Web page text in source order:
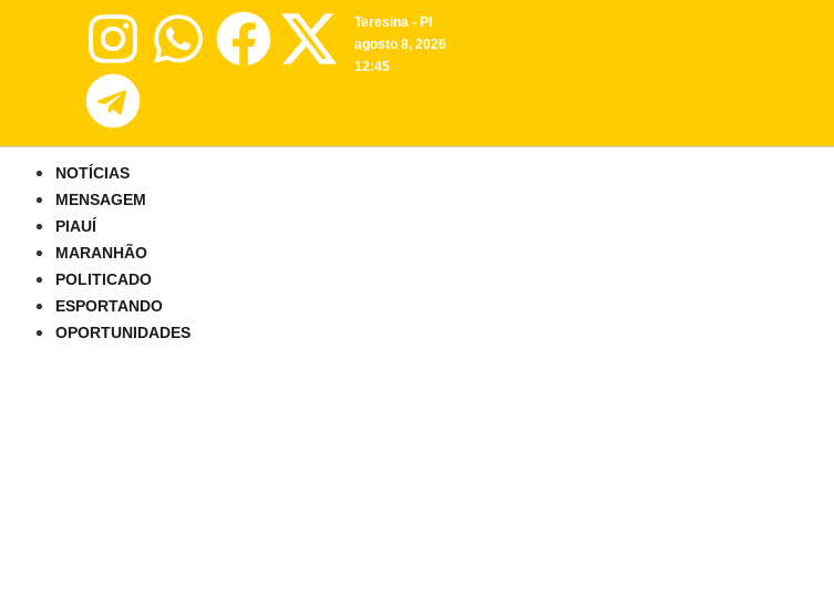
Teresina - PI
agosto 8, 2026
12:45
NOTÍCIAS
MENSAGEM
PIAUÍ
MARANHÃO
POLITICADO
ESPORTANDO
OPORTUNIDADES